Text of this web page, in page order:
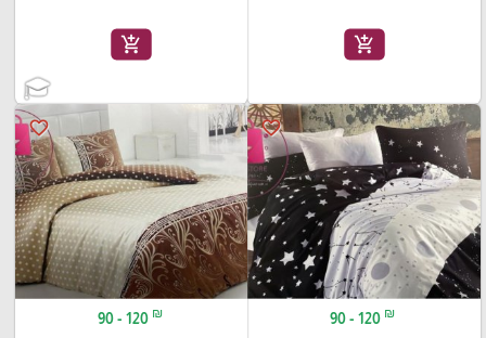
add_shopping_cart
add_shopping_cart
favorite_border
90 - 120 ₪
favorite_border
90 - 120 ₪